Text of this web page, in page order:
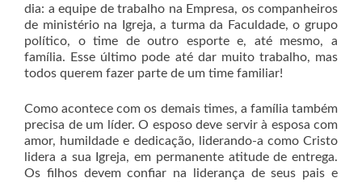
dia: a equipe de trabalho na Empresa, os companheiros
de ministério na Igreja, a turma da Faculdade, o grupo
político, o time de outro esporte e, até mesmo, a
família. Esse último pode até dar muito trabalho, mas
todos querem fazer parte de um time familiar!
Como acontece com os demais times, a família também
precisa de um líder. O esposo deve servir à esposa com
amor, humildade e dedicação, liderando-a como Cristo
lidera a sua Igreja, em permanente atitude de entrega.
Os filhos devem confiar na liderança de seus pais e